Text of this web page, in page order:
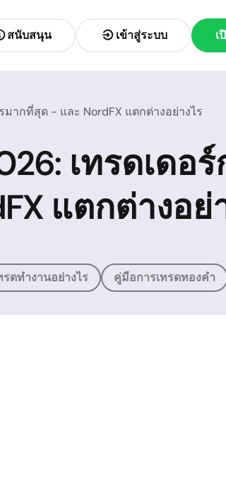
สนับสนุน เข้าสู่ระบบ เ
มากที่สุด - และ NordFX แตกต่างอย่างไร
เทรดเดอร์
แตกต่างอย่
รดทำงานอย่างไร คู่มือการเทรดทองคำ